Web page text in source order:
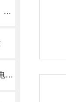
日本ULVAC爱发科检漏设备及系统、气体回收系统用YM-VS-2401A罗茨泵机组
FLUORO 福乐 C003-X-95-CP 防静电吸笔 5 寸硅晶圆精密拾取现货 简介